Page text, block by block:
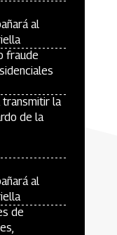
al
fraude
transmitir la
de la
al
de